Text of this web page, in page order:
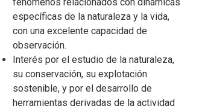
específicas de la naturaleza y la vida,
con una excelente capacidad de
observación.
Interés por el estudio de la naturaleza,
su conservación, su explotación
sostenible, y por el desarrollo de
herramientas derivadas de la actividad
de campus por estudiante. profesores.